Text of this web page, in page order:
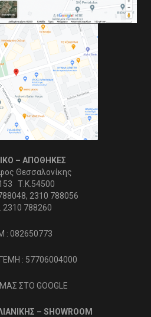
– ΑΠΟΘΗΚΕΣ
Θεσσαλονίκης
Τ.Κ.54500
2310 788056
2310 788260
: 082650773
: 57706004000
ΣΤΟ GOOGLE
– SHOWROOM